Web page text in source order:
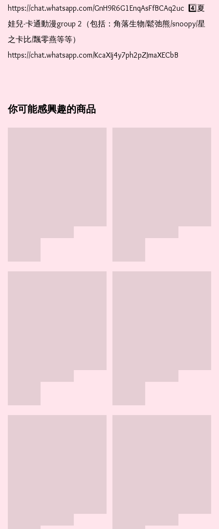
https://chat.whatsapp.com/GnH9R6G1EnqAsFfBCAq2uc  4️⃣夏
娃兒-卡通動漫group 2（包括：角落生物/鬆弛熊/snoopy/星
之卡比/飄零燕等等）
https://chat.whatsapp.com/KcaXIj4y7ph2pZJmaXECbB
你可能感興趣的商品